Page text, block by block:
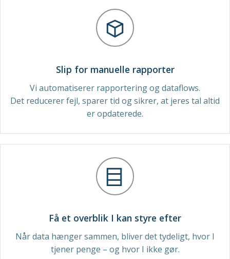
Slip for manuelle rapporter
Vi automatiserer rapportering og dataflows.
Det reducerer fejl, sparer tid og sikrer, at jeres tal altid
er opdaterede.
Få et overblik I kan styre efter
Når data hænger sammen, bliver det tydeligt, hvor I
tjener penge – og hvor I ikke gør.